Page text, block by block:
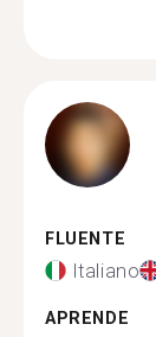
FLUENTE
Italiano
APRENDE